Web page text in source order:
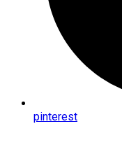
pinterest